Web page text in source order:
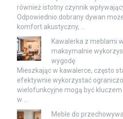
również istotny czynnik
Odpowiednio dobrany dywan
komfort akustyczny, …
Kawalerka z meblami
maksymalnie
wygodę
Mieszkając w kawalerce, często
efektywnie wykorzystać
wielofunkcyjne mogą być kluczem
w …
Meble do